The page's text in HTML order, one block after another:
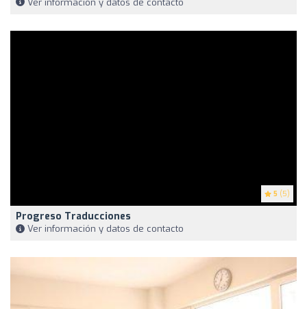
5 (5)
Progreso Traducciones
Ver información y datos de contacto